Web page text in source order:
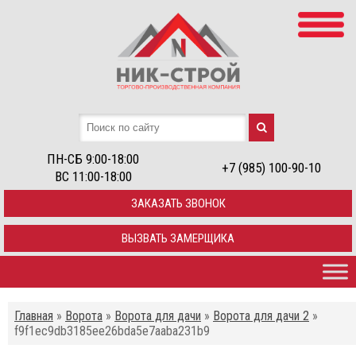
ПН-СБ 9:00-18:00
ВС 11:00-18:00
+7 (985) 100-90-10
ЗАКАЗАТЬ ЗВОНОК
ВЫЗВАТЬ ЗАМЕРЩИКА
Главная » Ворота » Ворота для дачи » Ворота для дачи 2 »
f9f1ec9db3185ee26bda5e7aaba231b9